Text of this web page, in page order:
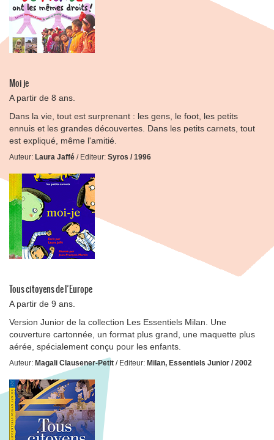
Moi je
A partir de 8 ans.
Dans la vie, tout est surprenant : les gens, le foot, les petits
ennuis et les grandes découvertes. Dans les petits carnets, tout
est expliqué, même l'amitié.
Auteur: Laura Jaffé / Editeur: Syros / 1996
Tous citoyens de l’Europe
A partir de 9 ans.
Version Junior de la collection Les Essentiels Milan. Une
couverture cartonnée, un format plus grand, une maquette plus
aérée, spécialement conçu pour les enfants.
Auteur: Magali Clausener-Petit / Editeur: Milan, Essentiels Junior / 2002